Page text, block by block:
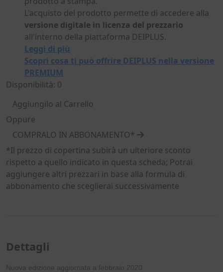
L'acquisto del prodotto permette di accedere alla
versione digitale in licenza del prezzario
all'interno della piattaforma DEIPLUS.
Leggi di più
Scopri cosa ti può offrire DEIPLUS nella versione
PREMIUM
Disponibilità: 0
Aggiungilo al Carrello
Oppure
COMPRALO IN ABBONAMENTO*
*Il prezzo di copertina subirà un ulteriore sconto
rispetto a quello indicato in questa scheda; Potrai
aggiungere altri prezzari in base alla formula di
abbonamento che sceglierai successivamente
Dettagli
Nuova edizione aggiornata a febbraio 2020